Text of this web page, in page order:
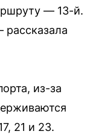
— 13-й.
из-за
21 и 23.